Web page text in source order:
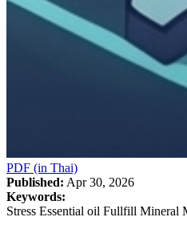
PDF (in Thai)
Published: Apr 30, 2026
Keywords:
Stress Essential oil Fullfill Mineral